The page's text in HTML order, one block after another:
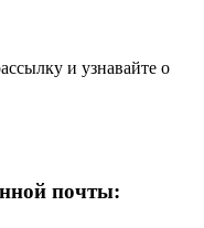
и узнавайте о
почты: